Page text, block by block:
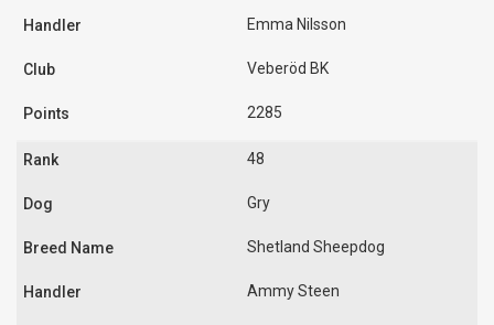
Emma Nilsson
Veberöd BK
2285
48
Gry
Shetland Sheepdog
Ammy Steen